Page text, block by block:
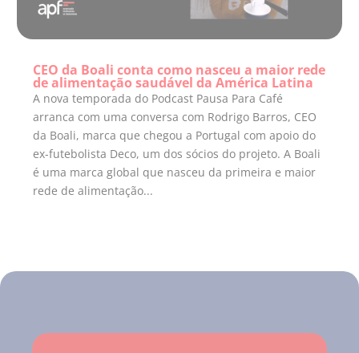
CEO da Boali conta como nasceu a maior rede
de alimentação saudável da América Latina
A nova temporada do Podcast Pausa Para Café
arranca com uma conversa com Rodrigo Barros, CEO
da Boali, marca que chegou a Portugal com apoio do
ex-futebolista Deco, um dos sócios do projeto. A Boali
é uma marca global que nasceu da primeira e maior
rede de alimentação...